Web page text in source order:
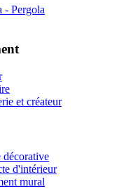
- Pergola
et créateur
décorative
d'intérieur
mural